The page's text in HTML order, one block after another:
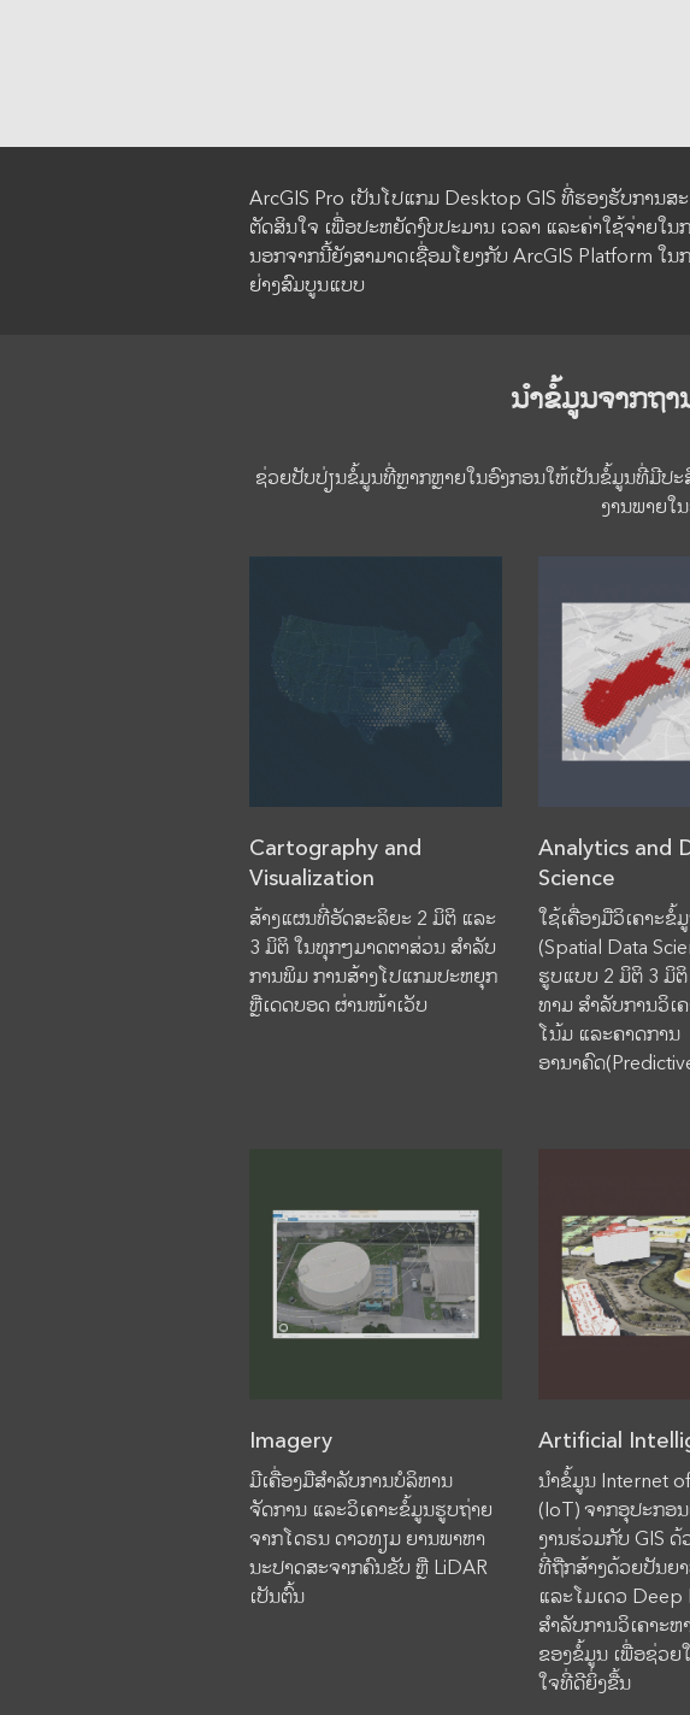
ArcGIS Pro ເປັນໂປແກມ Desktop GIS ທີ່ຮອງຮັບການ
ຕັດສິນໃຈ ເພື່ອປະຫຍັດງົບປະມານ ເວລາ ແລະຄ່າໃຊ້ຈ່າຍໃ
ນອກຈາກນີ້ຍັງສາມາດເຊື່ອມໂຍງກັບ ArcGIS Platform ໃ
ຢ່າງສົມບູນແບບ
ນຳຂໍ້ມູນຈາກຖ
ຊ່ວຍປັບປ່ຽນຂໍ້ມູນທີ່ຫຼາກຫຼາຍໃນອົງກອນໃຫ້ເປັນຂໍ້ມູນທີ່ມີປ
ງານພາຍໃ
Cartography and
Visualization
ສ້າງແຜນທີ່ອັດສະລິຍະ 2 ມິຕິ ແລະ
3 ມິຕິ ໃນທຸກໆມາດຕາສ່ວນ ສຳລັບ
ການພິມ ການສ້າງໂປແກມປະຫຍຸກ
ຫຼືເດດບອດ ຜ່ານໜ້າເວັບ
Analytics and
Science
ໃຊ້ເຄື່ອງມືວິເຄາະຂໍ້
(Spatial Data
ຮູບແບບ 2 ມິຕິ 3 ມິ
ທາມ ສຳລັບການວິເ
ໂນ້ມ ແລະຄາດການ
ອານາຄົດ
Imagery
ມີເຄື່ອງມືສຳລັບການບໍລິຫານ
ຈັດການ ແລະວິເຄາະຂໍ້ມູນຮູບຖ່າຍ
ຈາກໂດຣນ ດາວທຽມ ຍານພາຫາ
ນະປາດສະຈາກຄົນຂັບ ຫຼື LiDAR
ເປັນຕົ້ນ
Artificial
ນຳຂໍ້ມູນ Internet
(IoT) ຈາກອຸປະກອ
ງານຮ່ວມກັບ GIS
ທີ່ຖືກສ້າງດ້ວຍປັນຍ
ແລະໂມເດວ Deep
ສຳລັບການວິເຄາະ
ຂອງຂໍ້ມູນ ເພື່ອຊ່ວຍ
ໃຈທີ່ດີຍິ່ງຂື້ນ